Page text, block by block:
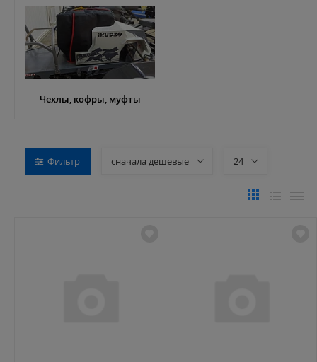
Чехлы, кофры, муфты
Фильтр сначала дешевые 24